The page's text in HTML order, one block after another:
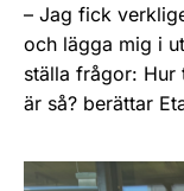
– Jag fick
och lägga mig i
ställa frågor: Hur
är så? berättar